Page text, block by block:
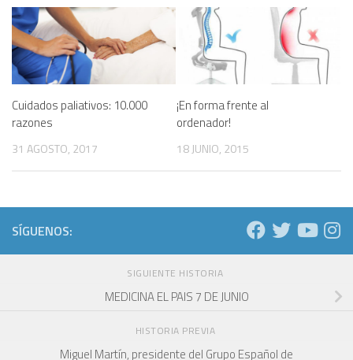
Cuidados paliativos: 10.000
razones
31 AGOSTO, 2017
¡En forma frente al
ordenador!
18 JUNIO, 2015
SÍGUENOS:
SIGUIENTE HISTORIA
MEDICINA EL PAIS 7 DE JUNIO
HISTORIA PREVIA
Miguel Martín, presidente del Grupo Español de